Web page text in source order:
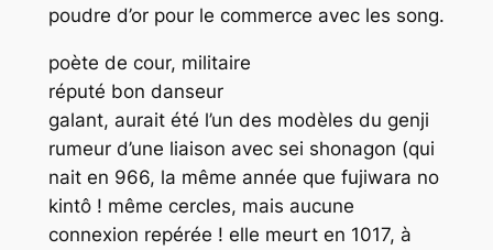
poudre d’or pour le commerce avec les song.
poète de cour, militaire
réputé bon danseur
galant, aurait été l’un des modèles du genji
rumeur d’une liaison avec sei shonagon (qui
nait en 966, la même année que fujiwara no
kintô ! même cercles, mais aucune
connexion repérée ! elle meurt en 1017, à